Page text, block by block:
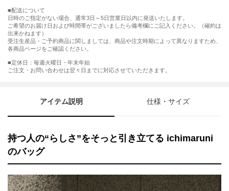
■配送について
日時のご指定がない場合、通常3日～5日営業日以内に発送いたします。
ご希望のお届け日および時間帯がございましたら備考欄にご記入ください。（確約は
出来かねます）
受注生産品・ご予約商品に関しましては、商品や注文時期によって異なりますため、
各商品ページをご確認ください。
■定休日：毎週火曜日・年末年始
ご注文・お問い合わせは翌々日までに対応させていただきます。
アイテム説明 仕様・サイズ
持つ人の“らしさ”をそっと引き立てる ichimaruni
のバッグ